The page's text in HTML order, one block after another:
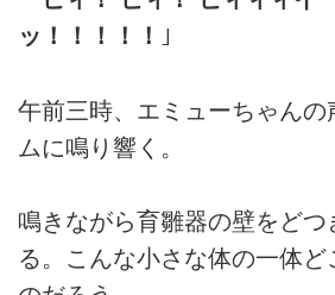
ッ！！！！！ ｣
午前三時、エミューちゃんの
ムに鳴り響く。
鳴きながら育雛器の壁をどつ
る。こんな小さな体の一体ど